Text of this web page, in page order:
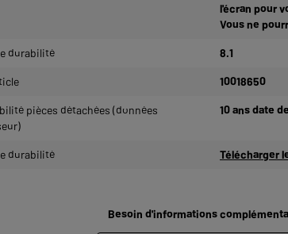
l'écran pour
Vous ne
durabilité 8.1
10018650
pièces détachées (données
10 ans date
durabilité Télécharger
Besoin d'informations